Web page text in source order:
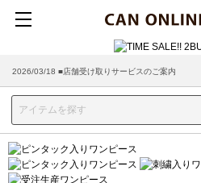
2026/03/18 ■店舗受け取りサービスのご案内